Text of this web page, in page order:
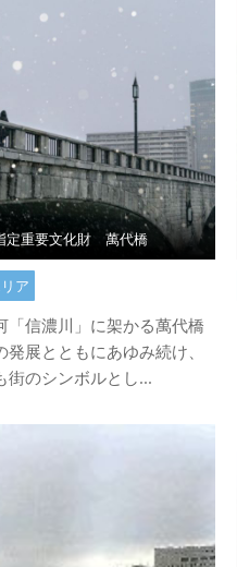
定重要文化財 萬代橋
ア
「信濃川」に架かる萬代橋
発展とともにあゆみ続け、
街のシンボルとし...